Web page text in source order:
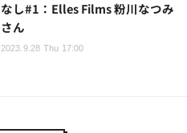
なし#1：Elles Films 粉川なつみ
さん
2023.9.28 Thu 17:00